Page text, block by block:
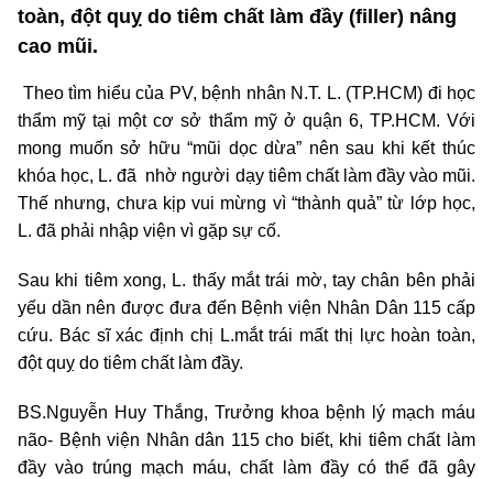
toàn, đột quỵ do tiêm chất làm đầy (filler) nâng
cao mũi.
Theo tìm hiểu của PV, bệnh nhân N.T. L. (TP.HCM) đi học
thẩm mỹ tại một cơ sở thẩm mỹ ở quận 6, TP.HCM. Với
mong muốn sở hữu “mũi dọc dừa” nên sau khi kết thúc
khóa học, L. đã nhờ người dạy tiêm chất làm đầy vào mũi.
Thế nhưng, chưa kịp vui mừng vì “thành quả” từ lớp học,
L. đã phải nhập viện vì gặp sự cố.
Sau khi tiêm xong, L. thấy mắt trái mờ, tay chân bên phải
yếu dần nên được đưa đến Bệnh viện Nhân Dân 115 cấp
cứu. Bác sĩ xác định chị L.mắt trái mất thị lực hoàn toàn,
đột quỵ do tiêm chất làm đầy.
BS.Nguyễn Huy Thắng, Trưởng khoa bệnh lý mạch máu
não- Bệnh viện Nhân dân 115 cho biết, khi tiêm chất làm
đầy vào trúng mạch máu, chất làm đầy có thể đã gây